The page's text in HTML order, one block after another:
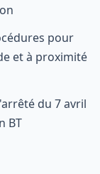
pour
et à proximité
du 7 avril
BT